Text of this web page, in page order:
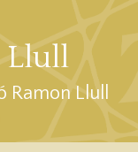
Llull
Ramon Llull